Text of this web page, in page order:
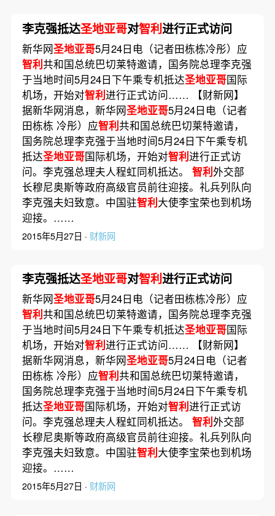
李克强抵达圣地亚哥对智利进行正式访问
新华网圣地亚哥5月24日电（记者田栋栋冷彤）应
智利共和国总统巴切莱特邀请，国务院总理李克强
于当地时间5月24日下午乘专机抵达圣地亚哥国际
机场，开始对智利进行正式访问…… 【财新网】
据新华网消息，新华网圣地亚哥5月24日电（记者
田栋栋 冷彤）应智利共和国总统巴切莱特邀请，
国务院总理李克强于当地时间5月24日下午乘专机
抵达圣地亚哥国际机场，开始对智利进行正式访
问。李克强总理夫人程虹同机抵达。 智利外交部
长穆尼奥斯等政府高级官员前往迎接。礼兵列队向
李克强夫妇致意。中国驻智利大使李宝荣也到机场
迎接。……
2015年5月27日 · 财新网
李克强抵达圣地亚哥对智利进行正式访问
新华网圣地亚哥5月24日电（记者田栋栋冷彤）应
智利共和国总统巴切莱特邀请，国务院总理李克强
于当地时间5月24日下午乘专机抵达圣地亚哥国际
机场，开始对智利进行正式访问…… 【财新网】
据新华网消息，新华网圣地亚哥5月24日电（记者
田栋栋 冷彤）应智利共和国总统巴切莱特邀请，
国务院总理李克强于当地时间5月24日下午乘专机
抵达圣地亚哥国际机场，开始对智利进行正式访
问。李克强总理夫人程虹同机抵达。 智利外交部
长穆尼奥斯等政府高级官员前往迎接。礼兵列队向
李克强夫妇致意。中国驻智利大使李宝荣也到机场
迎接。……
2015年5月27日 · 财新网